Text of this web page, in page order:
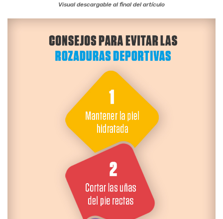
Visual descargable al final del artículo